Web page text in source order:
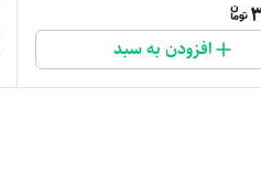
افزودن به سبد